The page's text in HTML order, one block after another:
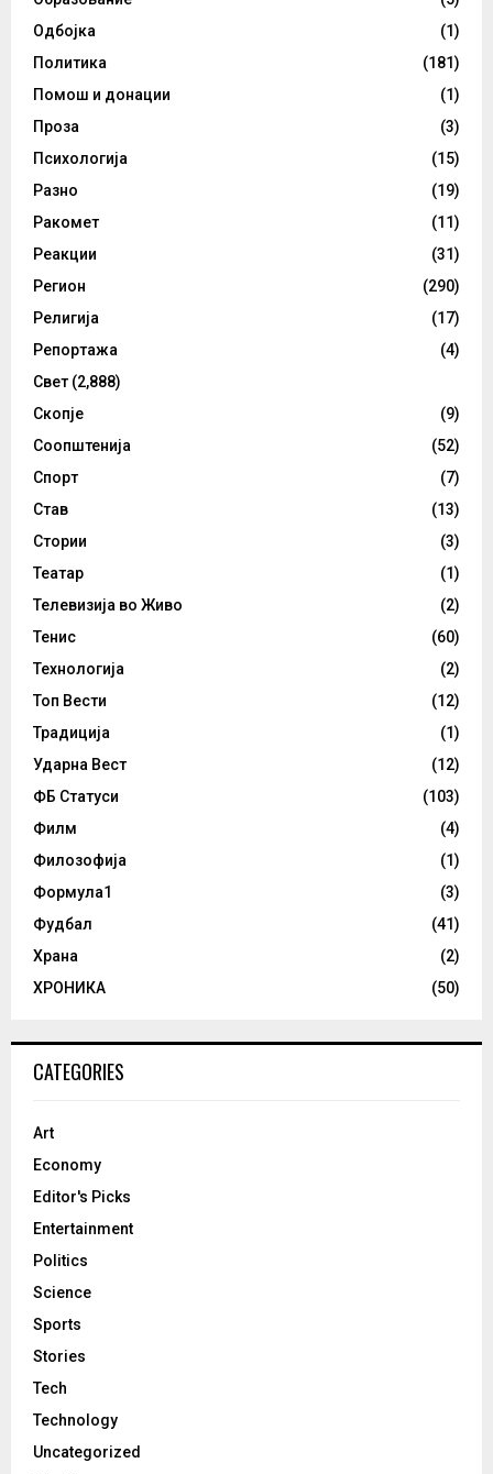
Одбојка
(1)
Политика
(181)
Помош и донации
(1)
Проза
(3)
Психологија
(15)
Разно
(19)
Ракомет
(11)
Реакции
(31)
Регион
(290)
Религија
(17)
Репортажа
(4)
Свет (2,888)
Скопје
(9)
Соопштенија
(52)
Спорт
(7)
Став
(13)
Стории
(3)
Театар
(1)
Телевизија во Живо
(2)
Тенис
(60)
Технологија
(2)
Топ Вести
(12)
Традиција
(1)
Ударна Вест
(12)
ФБ Статуси
(103)
Филм
(4)
Филозофија
(1)
Формула1
(3)
Фудбал
(41)
Храна
(2)
ХРОНИКА
(50)
CATEGORIES
Art
Economy
Editor's Picks
Entertainment
Politics
Science
Sports
Stories
Tech
Technology
Uncategorized